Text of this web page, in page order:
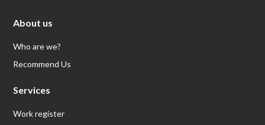
About us
Who are we?
Recommend Us
Services
Work register